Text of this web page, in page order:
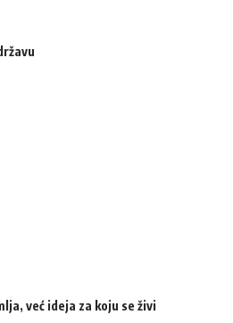
već ideja za koju se živi